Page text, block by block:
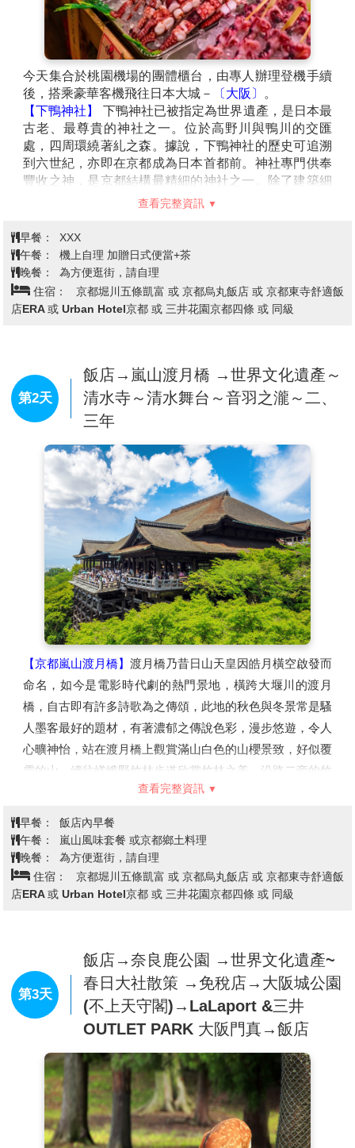
今天集合於桃園機場的團體櫃台，由專人辦理登機手續
後，搭乘豪華客機飛往日本大城－
〔大阪〕
。
【下鴨神社】 下鴨神社已被指定為世界遺產，是日本最
古老、最尊貴的神社之一。位於高野川與鴨川的交匯
處，四周環繞著糺之森。據說，下鴨神社的歷史可追溯
到六世紀，亦即在京都成為日本首都前。神社專門供奉
豐收之神，是京都結構最精細的神社之一。除了建築細
節令人讚嘆以外，腹地也佈滿多座小型神社。
是一條擁有四百多年歷史的傳統市場街。沿路聚集了多
家老舖與特色小店，販售從新鮮海產、醃漬物、京都蔬
菜到甜點、伴手禮等各式京都名物。漫步其間不僅能品
嚐現做小吃，還能感受在地生活氛圍與職人文化。
查看完整資訊
早餐：
XXX
午餐：
機上自理 加贈日式便當+茶
晚餐：
為方便逛街，請自理
住宿：
京都堀川五條凱富 或 京都烏丸飯店 或 京都東寺舒適飯
店ERA 或 Urban Hotel京都 或 三井花園京都四條 或 同級
第2天
飯店→嵐山渡月橋 →世界文化遺產～
清水寺～清水舞台～音羽之瀧～二、
三年
【京都嵐山渡月橋】 渡月橋乃昔日山天皇因皓月橫空啟發而
命名，如今是電影時代劇的熱門景地，橫跨大堰川的渡月
橋，自古即有許多詩歌為之傳頌，此地的秋色與冬景常是騷
人墨客最好的題材，有著濃郁之傳說色彩，漫步悠遊，令人
心曠神怡，站在渡月橋上觀賞滿山白色的山櫻景致，好似覆
雪的山。續往嵯峨野竹林步道欣賞竹林之美，沿路二旁的竹
木高聳，靜幽詩情，閑靜中盡是畫意。
的建築物是1633年的再建，正殿是國寶，主佛是一面觀音
菩薩的木像。清水寺在歷史上，宗教上都占有重要地位，而
且廟門前城鎮附近的自然環境保持得很好，從寺內展望京都
市街特別漂亮。
【伏見稻荷大社】據史書記載建於和同4(公元711)年，是日
本全國各地四萬所稻荷神社的總社。稻荷神社主要是日本人
信奉的保佑商業繁榮昌盛、五谷豐收之神的所在地。 伏見
稻荷大社位於稻荷山，由樓門、本殿、千本鳥居等構成，綠
通道最讓人印象深刻，直通稻荷山山頂，是京都獨特風景的
代表之一。每年舉行歲旦祭、稻荷祭、節分祭、田植祭等多
種祭祀活動。
備註:清水寺若因維修或訂不到停車位行程改為金閣寺。
查看完整資訊
早餐：
飯店內早餐
午餐：
嵐山風味套餐 或京都鄉土料理
晚餐：
為方便逛街，請自理
住宿：
京都堀川五條凱富 或 京都烏丸飯店 或 京都東寺舒適飯
店ERA 或 Urban Hotel京都 或 三井花園京都四條 或 同級
第3天
飯店→奈良鹿公園 →世界文化遺產~
春日大社散策 →免稅店→大阪城公園
(不上天守閣)→LaLaport &三井
OUTLET PARK 大阪門真→飯店